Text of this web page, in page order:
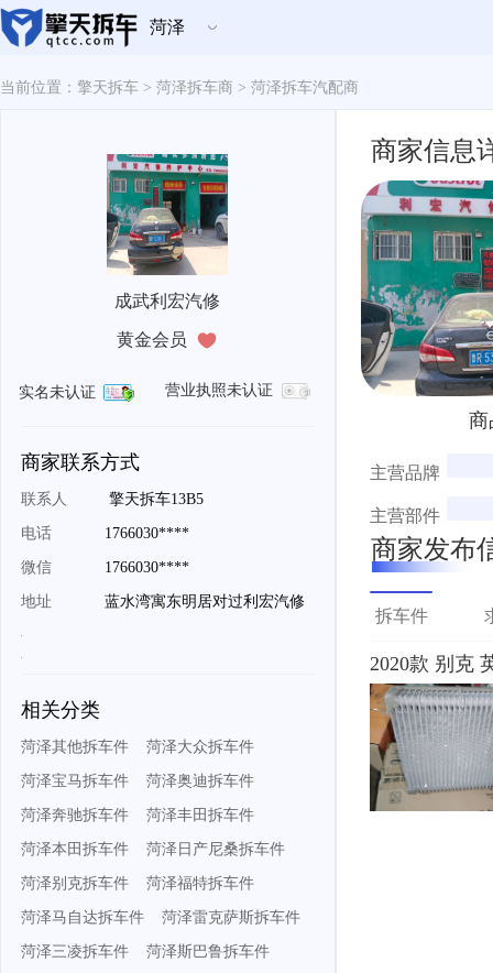
菏泽
当前位置：擎天拆车 > 菏泽拆车商 > 菏泽拆车汽配商
成武利宏汽修
黄金会员
实名未认证 营业执照未认证
商家联系方式
联系人 擎天拆车13B5
电话 1766030****
微信 1766030****
地址 蓝水湾寓东明居对过利宏汽修
相关分类
菏泽其他拆车件 菏泽大众拆车件
菏泽宝马拆车件 菏泽奥迪拆车件
菏泽奔驰拆车件 菏泽丰田拆车件
菏泽本田拆车件 菏泽日产尼桑拆车件
菏泽别克拆车件 菏泽福特拆车件
菏泽马自达拆车件 菏泽雷克萨斯拆车件
菏泽三凌拆车件 菏泽斯巴鲁拆车件
商家信息
商
主营品牌
主营部件
商家发布
拆车件
2020款 别克